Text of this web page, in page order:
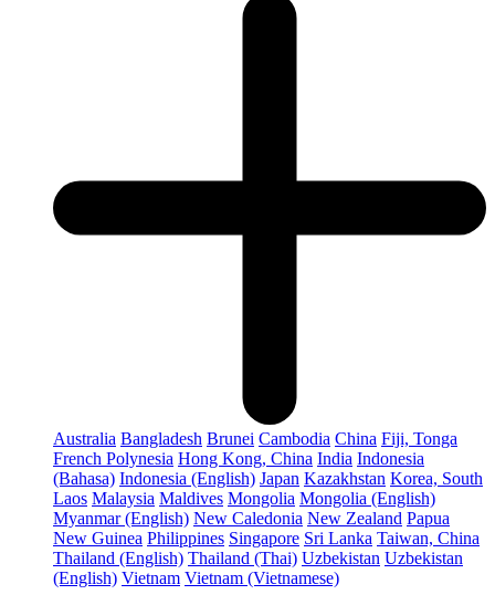
Australia Bangladesh Brunei Cambodia China Fiji, Tonga
French Polynesia Hong Kong, China India Indonesia
(Bahasa) Indonesia (English) Japan Kazakhstan Korea, South
Laos Malaysia Maldives Mongolia Mongolia (English)
Myanmar (English) New Caledonia New Zealand Papua
New Guinea Philippines Singapore Sri Lanka Taiwan, China
Thailand (English) Thailand (Thai) Uzbekistan Uzbekistan
(English) Vietnam Vietnam (Vietnamese)